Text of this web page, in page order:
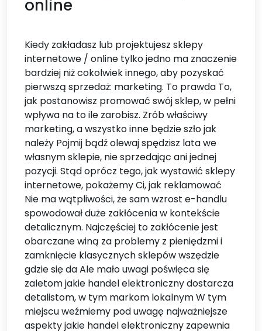
online
Kiedy zakładasz lub projektujesz sklepy internetowe / online tylko jedno ma znaczenie bardziej niż cokolwiek innego, aby pozyskać pierwszą sprzedaż: marketing. To prawda To, jak postanowisz promować swój sklep, w pełni wpływa na to ile zarobisz. Zrób właściwy marketing, a wszystko inne będzie szło jak należy Pojmij bądź olewaj spędzisz lata we własnym sklepie, nie sprzedając ani jednej pozycji. Stąd oprócz tego, jak wystawić sklepy internetowe, pokażemy Ci, jak reklamować Nie ma wątpliwości, że sam wzrost e-handlu spowodował duże zakłócenia w kontekście detalicznym. Najczęściej to zakłócenie jest obarczane winą za problemy z pieniędzmi i zamknięcie klasycznych sklepów wszędzie gdzie się da Ale mało uwagi poświęca się zaletom jakie handel elektroniczny dostarcza detalistom, w tym markom lokalnym W tym miejscu weźmiemy pod uwagę najważniejsze aspekty jakie handel elektroniczny zapewnia detalistom. Detaliści, którzy stosują te opcje i nauczą się je pokazywać w naprawdę wielokanałowym modelu biznesowym, będą najlepiej przygotowani do działania w aktualnym stanie zmian stawiając osobiste sklepy internetowe. Przejście na e-zakupy daje sprzedawcom detalicznym opcję użycia super punktów kontaktu z klientami w dużej gamie platform i usług. Inne kontakty z konsumentami najczęściej ograniczały się do krótkich chwil w sklepach. Patrząc na aktualne powszechne użytkowanie smartfonów, sprzedawcy detaliczni sporo zainwestowali w omnichannel marketing, który może dojść do klientów w sposób błyskawiczny i ciągły przy pomocy zastrzeżonych aplikacji, poczty elektronicznej, sms-ów i mediów społecznościowych. Wchodząc w rozmowę z konsumentami z pomocą różnorakich kanałów medialnych, marki detaliczne posiadają bezprecedensowy dostęp do nowych grup docelowych i mogą tworzyć mocniejsze relacje z dzisiejszymi klientami, których interesują zakupy przez właśnie sklepy internetowe. Gdy transakcje zostają przeniesione do formy online, sprzedawcy wielokanałowi chcą przenieść swoją uwagę z logistyki na półki na realizowanie nowoczesnych doświadczeń w swoich miejscowych oddziałach Sklepy detaliczne dokonują istotnych działań w klasyczne doświadczenia, w tym funkcje upraszczające obsługę, typu automatyczne i mobilne kasy, magiczne lustra, które pozwolą kupującym wirtualnie przymierzyć ubrania Mając mniej miejsca na zbieranie zapasów, sprzedawcy owi będą śmiało wymyślać nowsze innowacyjne możliwości względem nieruchomości i rozwijać własną markę poprzez unowocześnione sklepy internetowe. Tak samo badania, jak i studia przypadków pokazują że dorzucenie możliwośc online do sieci sklepów stacjonarnych pomaga marce w powiększeniu bazy klientów i powiększeniu przychodów. Koniec końców łączenie kanałów pomoże klientom szybciej odszukiwać i kupować produkty. Trendy te będą w zgodzie z zamierzeniami sprzedawców, że zamknięcie sklepu może zmniejszyć sprzedaż online w tym kontekście również o 20%. Użytkownicy którzy mogą usprawnić ten czas monitorowania kanałów, zyskają tak samo lojalność klientów, jak i sprzedaż poprzez sklepy internetowe wysokiej klasy Ze wszystkich opcji względem sprzedawców detalicznych, jakie zapewnia powiększona cyfryzacja zakupów, najbardziej efektywną opcją są wyniki Historycznie rzecz ujmując odpowiedzi klientów były pomniejszone opóźnione i niekiedy niełatwe do sprawdzenia Jednak z racji tego że kanały cyfrowe i sklepy internetowe zwiększą połączenie z urządzeniami i powiększają liczbę punktów relacji z klientami, wskazywane są ogromne ilości danych na temat tego jak, kiedy i z jakiego powodu konsumenci kupują w tym, a nie innym miejscu Dane te mogą być zdobywane od osób trzecich na wysokim poziomie bądź zapewniane przez samych konsumentów celem pozyskania dojścia do genialnych ofert i innych transakcji Cyfrowe analizy, które można pozbierać z danych klientów są faktycznie bezgraniczne Od pomiaru współczynników konwersji, poprzez analizy predykcyjne i konkretne promocje, po śledzenie działania odbiorców w sklepach fizycznych, analityka cyfrowa będzie bazowym narzędziem do formowania działań sprzedawcy. Zanim zaczniesz myśleć o tworzeniu strony online wytypowaniu logotypu bądź odnalezieniu klientów, trzeba Ci porządnej strategii reklamowej Naprawdę póki co zignoruj każdy inny temat Jeśli jest jeden poziom który zagwarantuje lub nie da szansy potencjał Twojego sklepu internetowego, to jest on z tym związany Musisz wytypować własną formę marketingową. Nie jest to ciężki wybór, jednak trzeba go podjąć rozważnie i z wyprzedzeniem. Duża ilość sklepów www wykorzystuje wybraną z trzech strategii marketingowych: SEO, komercyjny marketing albo marketing na plafmormach Spójrzmy na wszystkie po krótce SEO dla e-sklepów Ta kwestia Ta kwestia marketingowa będzie naprawdę zwyczajna odszukaj wyrażenia kluczowe w odniesieniu do produktów, które chcesz zaproponować a później zagwarantuj swojej witrynie pozycję w Google dla wybranych fraz kluczowych. Jeśli zatroszczysz że ta strategia będzie właściwa dla Twojej firmy, możesz zebrać sporo pieniędzy w swoim e-sklepie SEO ma sporo zalet, które są perfekcyjne względem firmy: przypływy ruchu są naprawdę skuteczne co znaczy solidny dochód względem Twojej firmy. Ruch powiązany z organicznymi wynikami ma zwykle większy ruch niż inne źródła Również na większą skalę ruch z wyszukiwania może być naprawdę zyskowny Konkretny duży wolumen i opłacalny. To jest to czego możesz chcieć sprzedając własne sklepy internetowe właśnie tak Jest tutaj solidna wada: SEO potrzebuje sporo czasu i wysiłku. Nawet gdy realizujesz kategorię produktów bez konkurencji, pokazywanie witryny na pierwszej lub drugiej stronie wyników wyszukiwania na daną frazę kluczową może zająć nawet wiele tygodni Nasilenie ruchu będzie naprawdę niewielkie dopóki Twoja stronka nie będzie w pierwszych 1-3 rankingach wedle frazy kluczowej Jeśli Twoja kategoria jest nawet nieco konkurencyjna, dotarcie do tego punktu może być czasochłonne Jeżeli postawisz na SEO jako strategię marketingową własnego sklepu www skupisz się na paru kwestiach dopracowanie witryn towaru w kontekście wyrażeń kluczowych produktów, kreowanie użytecznych i angażujących treści względem słów kluczowych niepowiązanych z towarem które także przydadzą się do Twojej kategorii. Pomaga to w reklamowaniu stron wyrobów Twoje treści są tak świetne że ludzie będą do nich linkować jako wartość wchodząc przy okazji na dane sklepy internetowe. W czasie zabawy w SEO liczą się tylko dwie kwestie treść i linki. I temu dokładnie spędzisz większość czasu. Komercyjny marketing względem e-sklepów Wybrane sklepy internetowe wyjątkowo świetnie sobie z tym radzą Chodzi o posty sponsorowane na Instagramie i Facebooku jak też płatne wyniki w wyszukiwarce Google. Tego rodzaju marketing to także wybierane miejsca na reklamę Ale czy płatny marketing będzie właściwy względem Twojej firmy? Jest najważniejsza zasada: płatny marketing to super opcja, jeśli Twój produkt będzie typem rzeczy, która jest pokazywana w tradycyjnym sklepie Dlaczego Największymi komercyjnymi kanałami marketingowymi mogą być dzisiaj Facebook i Instagram. jest niezwykle Instagram jest niezwykle popularny w zakupach www w ostatnim czasie Lecz musisz pomyśleć o samopoczuciu który ktoś ma w czasie sprawdzania kanału na Facebooku bądź Instagramie. Odpoczywają przez moment będą się śmiać z niektórych fotek i zostawiają krótkie wiadomości względem niektórych znajomych. Bawią się znakomicie Może to przypominać jak ludzie wykonują zakupy w centrum handlowym. Czasem ludzie poszukują konkretnego przedmiotu, lecz sporo osób wybiera się do galerii handlowej aby miło spędzić czas Centra handlowe są tego świadome od dawna i sklepy internetowe także zoptymalizowały się w odniesieniu do tego doświadczenia podziwiania Rzeczy które świetnie sprzedają się w centrum handlowym, zapewne także świetnie sobie będą radzić z płatną reklamą na Facebooku bądź Instagramie. Te produkty zwykle będą to propozycje konsumenckie. Na tych kanałach opcje firmowe są znacznie bardziej skomplikowane Wyrób musi być naprawdę wizualny i estetyczny Właśnie z tego powodu firmy odzieżowe tak świetnie radzą sobie w galeriach handlowych i stąd sklepy modowe są naprawdę agresywne na Instagramie w przeciągu ostatnich miesięcy Łatwe do pojęcia Oferta musi być pojęta w ciągu 3 sekund. Jeżeli masz więcej zakręcony proces sprzedaży, który potrzebuje pełniejszych objaśnień ludzie będą przeglądać Twoją ofertę na długo, zanim będziesz mógł coś sprzedać Dobra względem impulsów cena również wspiera takie sklepy internetowe. Jeżeli cena jest za duża aby konsumenci musieli pieczołowicie przemyśleć decyzję, zignorują daną reklamę i szybko puszczą w niepamięć Jeśli Twój produkt obejmie wszystkie takie preferencje musisz rzeczywiście uwzględnić używanie płatnej ścieżki reklamowej Największym wyjątkiem będzie Google Ads niegdyś AdWords). Z tego powodu, iż licytujesz frazy kluczowe w Google, pokazujesz własną ofertę osobom, które rzeczywiście same chcą opcji z tej kategorii Dopóki wyrażenie kluczowe obejmuje pożądaną ilość zapytań a ceny reklam nie są za bardzo konkurencyjne, będzie się to sprawdzać Sporą wadą płatnego marketingu będzie to, że musisz mieć dużo pieniędzy z góry, aby dowiedzieć się czy masz szansę sukces Sporo z nas nie ma tych tysięcy do wyłożenia bez konkretnej szansy ich odzyskania, zanim własnie sklepy internetowe rzeczywiście zaczną sprzedawać Marketing market place względem e-sklepów To kompletnie coś innego niż wyżej wymienione opcje Zamiast kreować swoje sklepy internetowe i zastosować typ marketingu do zdobycia ruchu, użyjesz wybraną z najważniejszych platform e-commerce: Amazon, Allegro, Etsy, eBay i tak dalej Zapewne masz szansę odnieść sukces w tych obszarach i innych. Jakąkolwiek platformę traktujesz jako własny kanał marketingowy. Przede wszystkim postawisz własny sklep na tej platformie i wymienisz wszelkie własne produkty. Później dopracujesz swój sklepy internetowy najlepiej jak potrafisz, aby platforma mogła reklamować takie produkty. W miarę ulepszania poszukiwanych ha